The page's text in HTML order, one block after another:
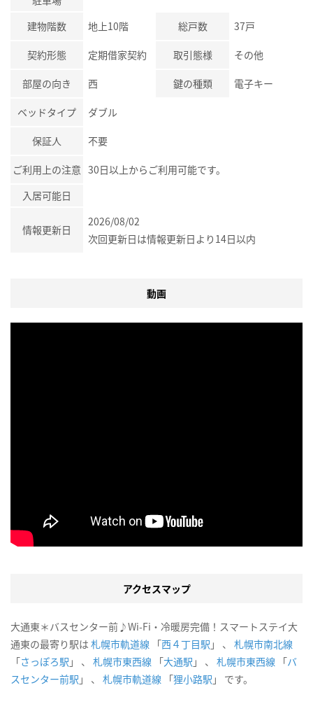
建物階数
地上10階 総戸数 37戸
契約形態 定期借家契約 取引態様 その他
部屋の向き 西 鍵の種類 電子キー
ベッドタイプ ダブル
保証人 不要
ご利用上の注意 30日以上からご利用可能です。
入居可能日
情報更新日
2026/08/02
次回更新日は情報更新日より14日以内
動画
アクセスマップ
大通東＊バスセンター前♪Wi-Fi・冷暖房完備！スマートステイ大
通東の最寄り駅は 札幌市軌道線 「西４丁目駅 」 、 札幌市南北線
「さっぽろ駅 」 、 札幌市東西線 「大通駅 」 、 札幌市東西線 「バ
スセンター前駅 」 、 札幌市軌道線 「狸小路駅 」 です。